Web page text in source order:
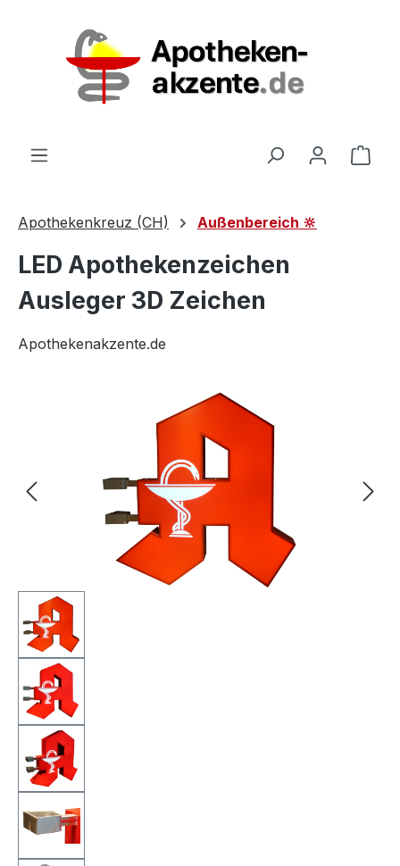
Apothekenkreuz (CH) Außenbereich 🔆
LED Apothekenzeichen
Ausleger 3D Zeichen
Apothekenakzente.de